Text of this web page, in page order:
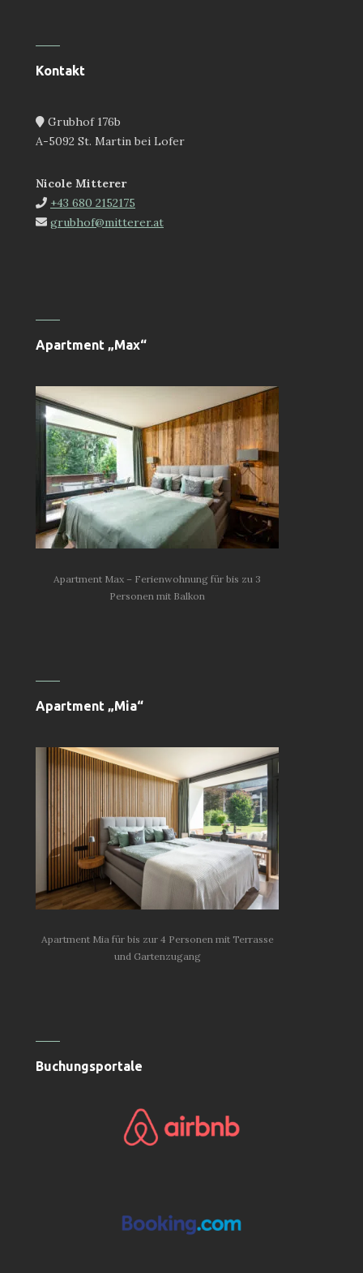
Kontakt
Grubhof 176b
A-5092 St. Martin bei Lofer
Nicole Mitterer
+43 680 2152175
grubhof@mitterer.at
Apartment „Max“
Apartment Max – Ferienwohnung für bis zu 3
Personen mit Balkon
Apartment „Mia“
Apartment Mia für bis zur 4 Personen mit Terrasse
und Gartenzugang
Buchungsportale